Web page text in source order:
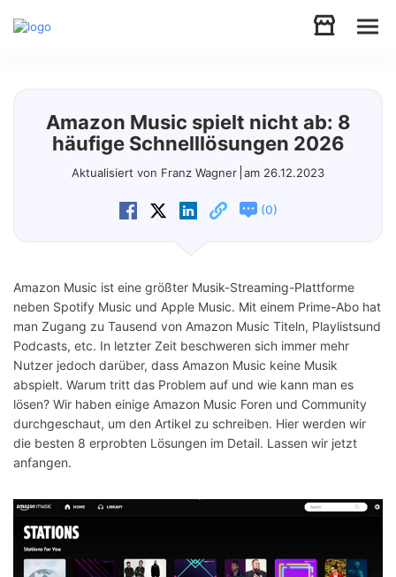
Video
Store
Amazon Music spielt nicht ab: 8
häufige Schnelllösungen 2026
Aktualisiert von Franz Wagner am 26.12.2023
(0)
Amazon Music ist eine größter Musik-Streaming-Plattforme
neben Spotify Music und Apple Music. Mit einem Prime-Abo hat
man Zugang zu Tausend von Amazon Music Titeln, Playlistsund
Podcasts, etc. In letzter Zeit beschweren sich immer mehr
Nutzer jedoch darüber, dass Amazon Music keine Musik
abspielt. Warum tritt das Problem auf und wie kann man es
lösen? Wir haben einige Amazon Music Foren und Community
durchgeschaut, um den Artikel zu schreiben. Hier werden wir
die besten 8 erprobten Lösungen im Detail. Lassen wir jetzt
anfangen.